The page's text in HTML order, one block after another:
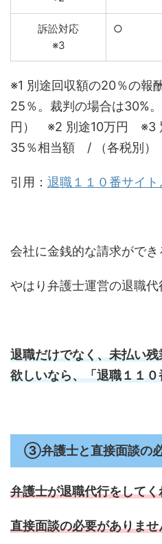
訴訟対応
※3
○
※1 別途回収額の20％の報
25％。裁判の場合は30%
円） ※2 別途10万円 ※3
35％相当額 / （各税別）
引用： 退職１１０番サイト
会社に金銭的な請求ができ
やはり弁護士運営の退職代
退職だけでなく、未払い
欲しいなら、「退職１１
③弁護士と直接面談の
弁護士が退職代行をして
直接面談の必要がありませ